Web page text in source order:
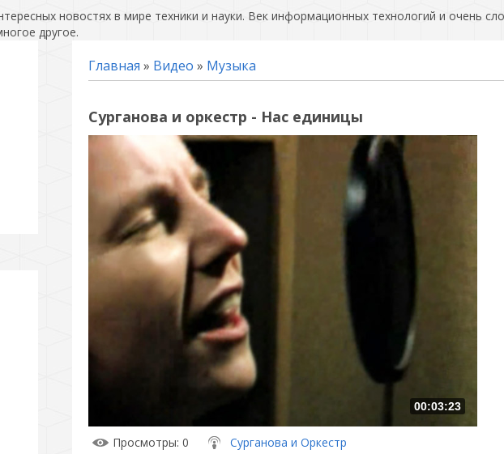
новостях в мире техники и науки. Век информационных технологий и очень
другое.
Главная » Видео » Музыка
Сурганова и оркестр - Нас единицы
00:03:23
Просмотры: 0 Сурганова и Оркестр